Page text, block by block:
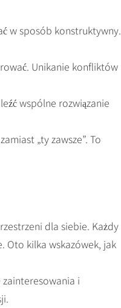
w sposób konstruktywny.
Unikanie konfliktów
wspólne rozwiązanie
„ty zawsze”. To
dla siebie. Każdy
Oto kilka wskazówek, jak
zainteresowania i